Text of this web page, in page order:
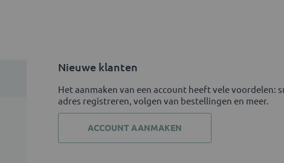
Nieuwe klanten
Het aanmaken van een account heeft vele voordelen:
adres registreren, volgen van bestellingen en meer.
ACCOUNT AANMAKEN